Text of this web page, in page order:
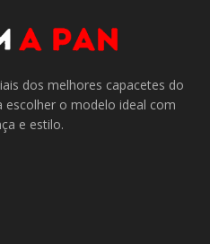
dos melhores capacetes do
escolher o modelo ideal com
e estilo.